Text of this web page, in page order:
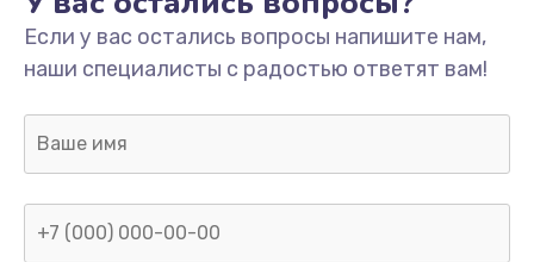
Если у вас остались вопросы напишите нам,
наши специалисты с радостью ответят вам!